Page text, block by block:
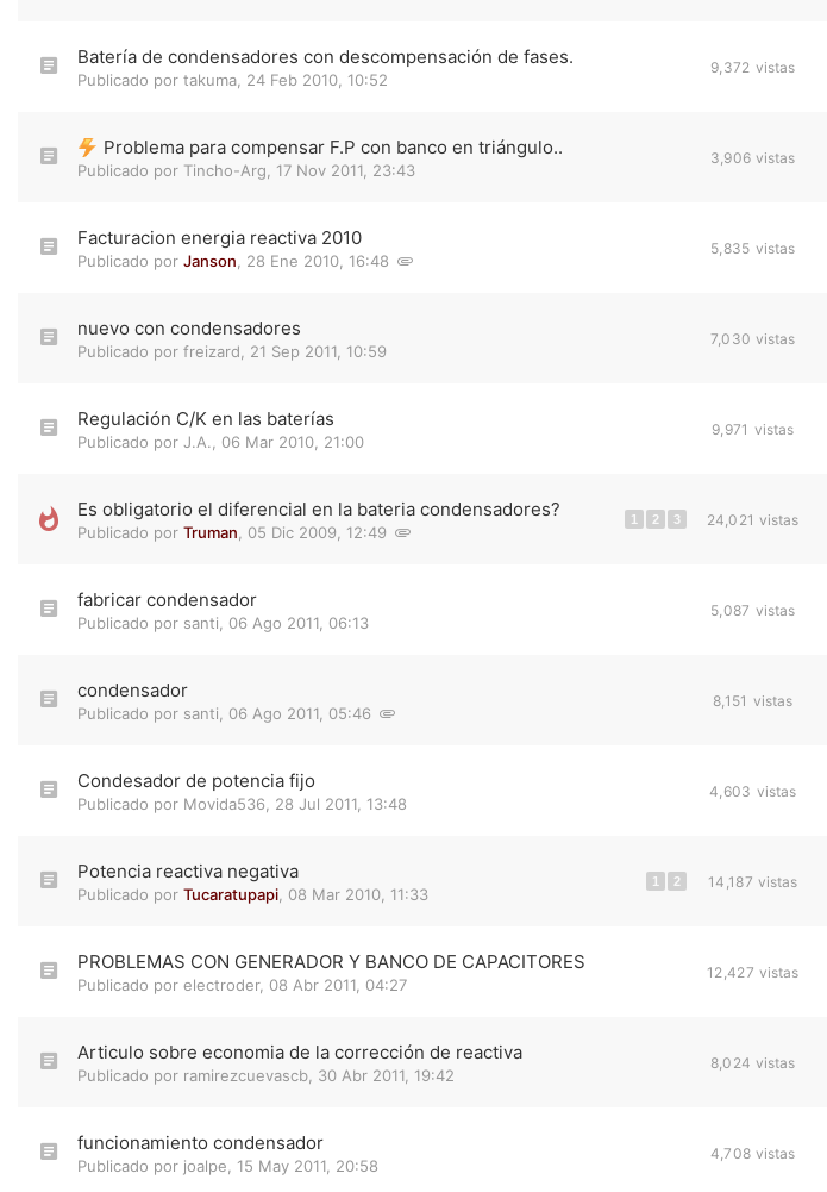
Batería de condensadores con descompensación de fases.
Publicado por takuma 24 Feb 2010, 10:52
9,372 vistas
Problema para compensar F.P con banco en triángulo..
Publicado por Tincho-Arg 17 Nov 2011, 23:43
3,906 vistas
Facturacion energia reactiva 2010
Publicado por Janson 28 Ene 2010, 16:48
5,835 vistas
nuevo con condensadores
Publicado por freizard 21 Sep 2011, 10:59
7,030 vistas
Regulación C/K en las baterías
Publicado por J.A. 06 Mar 2010, 21:00
9,971 vistas
Es obligatorio el diferencial en la bateria condensadores?
Publicado por Truman 05 Dic 2009, 12:49
1 2 3 24,021 vistas
fabricar condensador
Publicado por santi 06 Ago 2011, 06:13
5,087 vistas
condensador
Publicado por santi 06 Ago 2011, 05:46
8,151 vistas
Condesador de potencia fijo
Publicado por Movida536 28 Jul 2011, 13:48
4,603 vistas
Potencia reactiva negativa
Publicado por Tucaratupapi 08 Mar 2010, 11:33
1 2 14,187 vistas
PROBLEMAS CON GENERADOR Y BANCO DE CAPACITORES
Publicado por electroder, 08 Abr 2011, 04:27
12,427 vistas
Articulo sobre economia de la corrección de reactiva
Publicado por ramirezcuevascb 30 Abr 2011, 19:42
8,024 vistas
funcionamiento condensador
Publicado por joalpe 15 May 2011, 20:58
4,708 vistas